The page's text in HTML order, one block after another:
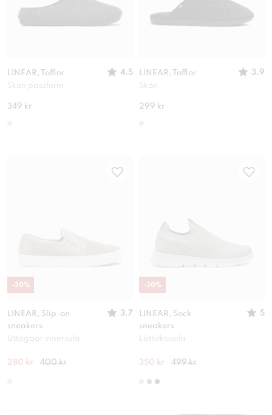
LINEAR, Tofflor
4.5
Skön passform
349 kr
LINEAR, Tofflor
3.9
Skön
299 kr
LINEAR, Slip-on
sneakers
3.7
Uttagbar innersula
280 kr 400 kr
-30%
LINEAR, Sock
sneakers
5
Lättviktssula
350 kr 499 kr
-30%